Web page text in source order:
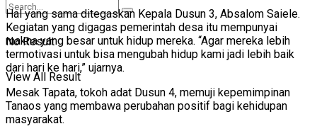
No Result
View All Result
Hal yang sama ditegaskan Kepala Dusun 3, Absalom Saiele.
Kegiatan yang digagas pemerintah desa itu mempunyai
makna yang besar untuk hidup mereka. “Agar mereka lebih
termotivasi untuk bisa mengubah hidup kami jadi lebih baik
dari hari ke hari,” ujarnya.
Mesak Tapata, tokoh adat Dusun 4, memuji kepemimpinan
Tanaos yang membawa perubahan positif bagi kehidupan
masyarakat.